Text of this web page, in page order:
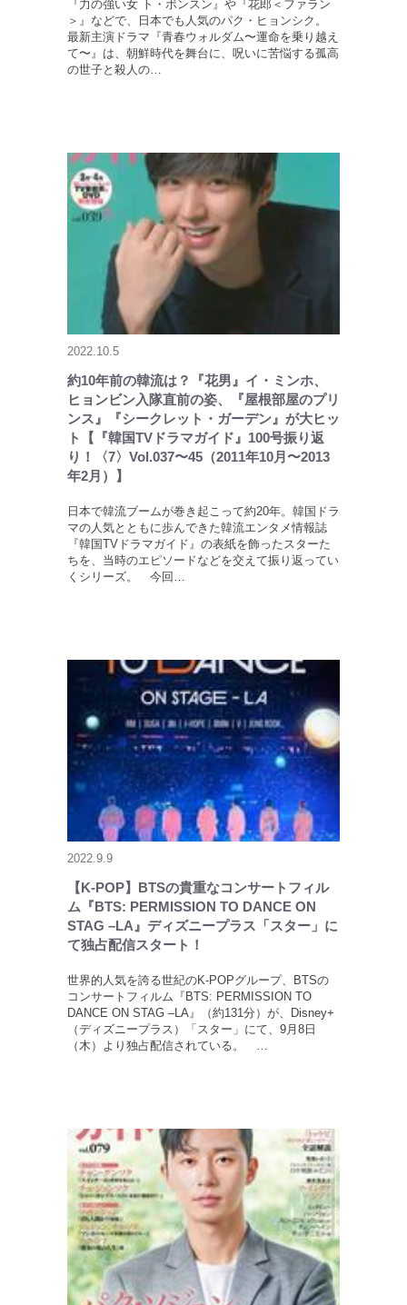
『力の強い女 ト・ボンスン』や『花郎＜ファラン
＞』などで、日本でも人気のパク・ヒョンシク。
最新主演ドラマ『青春ウォルダム〜運命を乗り越え
て〜』は、朝鮮時代を舞台に、呪いに苦悩する孤高
の世子と殺人の…
2022.10.5
約10年前の韓流は？『花男』イ・ミンホ、
ヒョンビン入隊直前の姿、『屋根部屋のプリ
ンス』『シークレット・ガーデン』が大ヒッ
ト【『韓国TVドラマガイド』100号振り返
り！〈7〉Vol.037〜45（2011年10月〜2013
年2月）】
日本で韓流ブームが巻き起こって約20年。韓国ドラ
マの人気とともに歩んできた韓流エンタメ情報誌
『韓国TVドラマガイド』の表紙を飾ったスターた
ちを、当時のエピソードなどを交えて振り返ってい
くシリーズ。 今回…
2022.9.9
【K-POP】BTSの貴重なコンサートフィル
ム『BTS: PERMISSION TO DANCE ON
STAG –LA』ディズニープラス「スター」に
て独占配信スタート！
世界的人気を誇る世紀のK-POPグループ、BTSの
コンサートフィルム『BTS: PERMISSION TO
DANCE ON STAG –LA』（約131分）が、Disney+
（ディズニープラス）「スター」にて、9月8日
（木）より独占配信されている。 …